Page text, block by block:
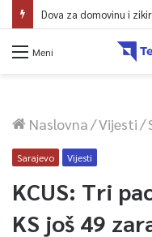
Meni
Naslovna/Vijesti/
Sarajevo Vijesti
KCUS: Tri
KS još 49